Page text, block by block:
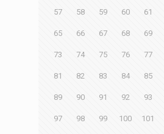
57 58 59 60 61
65 66 67 68 69
73 74 75 76 77
81 82 83 84 85
89 90 91 92 93
97 98 99 100 101